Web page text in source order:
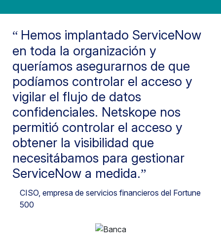
Hemos implantado ServiceNow
en toda la organización y
queríamos asegurarnos de que
podíamos controlar el acceso y
vigilar el flujo de datos
confidenciales. Netskope nos
permitió controlar el acceso y
obtener la visibilidad que
necesitábamos para gestionar
ServiceNow a medida.
CISO , empresa de servicios financieros del Fortune
500